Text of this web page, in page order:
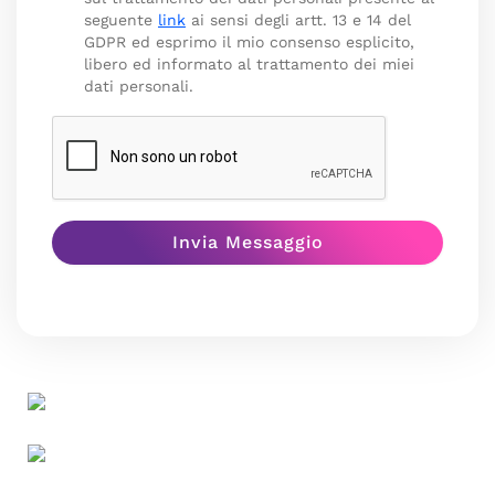
seguente link ai sensi degli artt. 13 e 14 del
GDPR ed esprimo il mio consenso esplicito,
libero ed informato al trattamento dei miei
dati personali.